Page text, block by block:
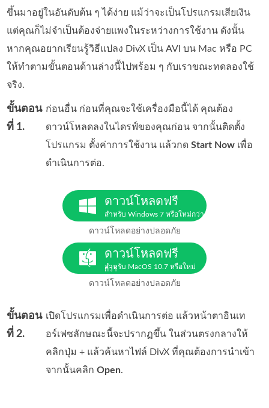
ขึ้นมาอยู่ในอันดับต้น ๆ ได้ง่าย แม้ว่าจะเป็นโปรแกรมเสียเงิน
แต่คุณก็ไม่จำเป็นต้องจ่ายแพงในระหว่างการใช้งาน ดังนั้น
หากคุณอยากเรียนรู้วิธีแปลง DivX เป็น AVI บน Mac หรือ PC
ให้ทำตามขั้นตอนด้านล่างนี้ไปพร้อม ๆ กับเราขณะทดลองใช้
จริง.
ขั้นตอน
ที่ 1.
ก่อนอื่น ก่อนที่คุณจะใช้เครื่องมือนี้ได้ คุณต้อง
ดาวน์โหลดลงในไดรฟ์ของคุณก่อน จากนั้นติดตั้ง
โปรแกรม ตั้งค่าการใช้งาน แล้วกดStart Now เพื่อ
ดำเนินการต่อ.
ดาวน์โหลดฟรี
สำหรับ Windows 7 หรือใหม่กว่า
ดาวน์โหลดอย่างปลอดภัย
ดาวน์โหลดฟรี
สำหรับ MacOS 10.7 หรือใหม่
กว่า
ดาวน์โหลดอย่างปลอดภัย
ขั้นตอน
ที่ 2.
เปิดโปรแกรมเพื่อดำเนินการต่อ แล้วหน้าตาอินเท
อร์เฟซลักษณะนี้จะปรากฏขึ้น ในส่วนตรงกลางให้
คลิกปุ่ม + แล้วค้นหาไฟล์ DivX ที่คุณต้องการนำเข้า
จากนั้นคลิกOpen.